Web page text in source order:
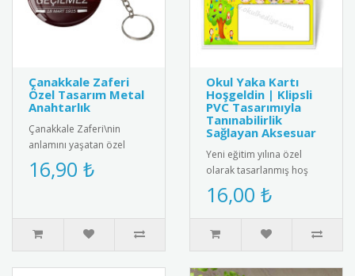
Çanakkale Zaferi
Özel Tasarım Metal
Anahtarlık
Çanakkale Zaferi\nin
anlamını yaşatan özel
tasarım metal anahtarlık.
Yüksek kaliteli paslanmaz
16,90 ₺
Okul Yaka Kartı
Hoşgeldin | Klipsli
PVC Tasarımıyla
Tanınabilirlik
Sağlayan Aksesuar
Yeni eğitim yılına özel
olarak tasarlanmış hoş
geldin temalı okul yaka
kartı. Klipsli PVC yapısı
say..
16,00 ₺